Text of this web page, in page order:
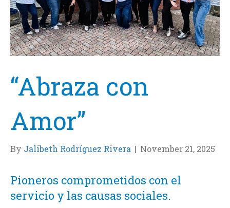
“Abraza con
Amor”
By Jalibeth Rodríguez Rivera | November 21, 2025
Pioneros comprometidos con el
servicio y las causas sociales.